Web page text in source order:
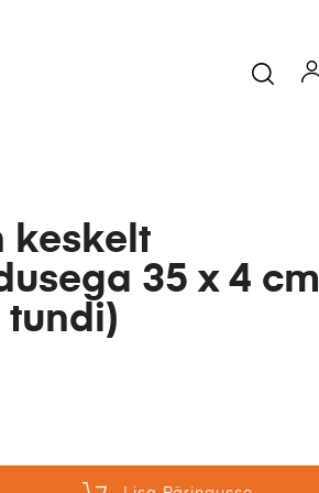
keskelt
35 x 4 cm
tundi)